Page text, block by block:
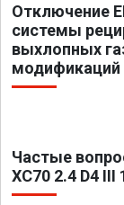
Отключение
системы
выхлопных
модификаций
Частые
XC70 2.4 D4 III